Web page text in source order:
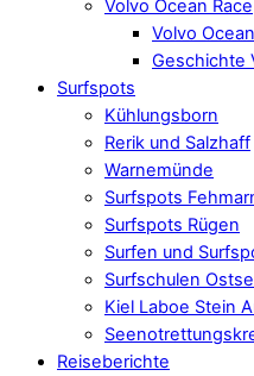
Volvo Ocean Race
Volvo
Geschichte
Surfspots
Kühlungsborn
Rerik und Salzhaff
Warnemünde
Surfspots
Surfspots Rügen
Surfen und
Surfschulen
Kiel Laboe Stein
Reiseberichte